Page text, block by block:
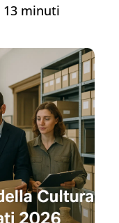
13 minuti